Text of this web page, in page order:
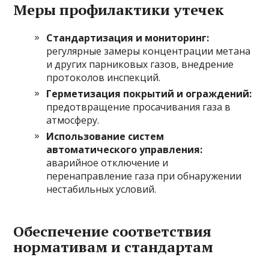
Меры профилактики утечек
Стандартизация и мониторинг:
регулярные замеры концентрации метана
и других парниковых газов, внедрение
протоколов инспекций.
Герметизация покрытий и ограждений:
предотвращение просачивания газа в
атмосферу.
Использование систем
автоматического управления:
аварийное отключение и
перенаправление газа при обнаружении
нестабильных условий.
Обеспечение соответствия
нормативам и стандартам